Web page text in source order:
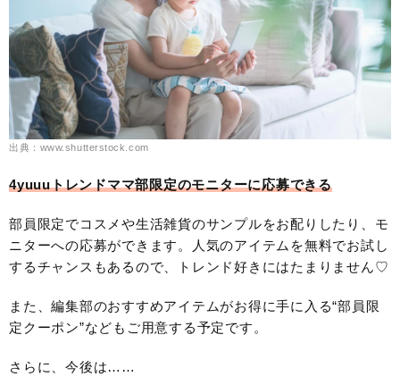
出典：www.shutterstock.com
4yuuuトレンドママ部限定のモニターに応募できる
部員限定でコスメや生活雑貨のサンプルをお配りしたり、モ
ニターへの応募ができます。人気のアイテムを無料でお試し
するチャンスもあるので、トレンド好きにはたまりません♡
また、編集部のおすすめアイテムがお得に手に入る“部員限
定クーポン”などもご用意する予定です。
さらに、今後は……